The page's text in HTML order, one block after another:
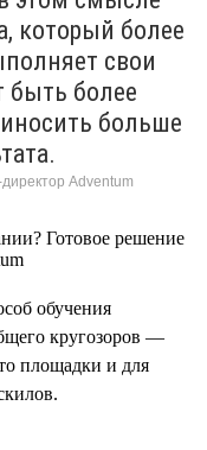
который более
свои
быть более
больше
Adventum
обучения
кругозоров —
площадки и для